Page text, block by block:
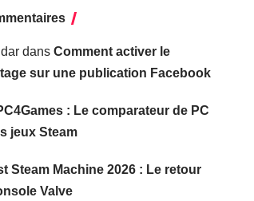
dans Comment activer le
sur une publication Facebook
: Le comparateur de PC
jeux Steam
Steam Machine 2026 : Le retour
Valve